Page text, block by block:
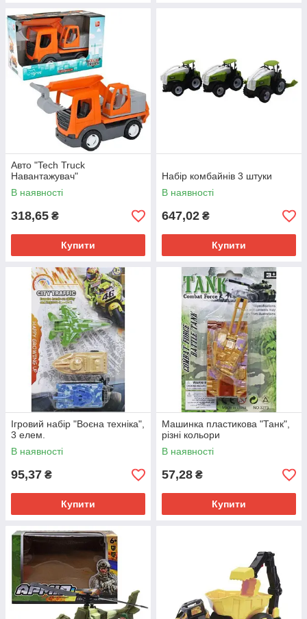
Авто "Tech Truck
Навантажувач"
В наявності
318,65 ₴
Купити
Набір комбайнів 3 штуки
В наявності
647,02 ₴
Купити
Ігровий набір "Воєна техніка",
3 елем.
В наявності
95,37 ₴
Купити
Машинка пластикова "Танк",
різні кольори
В наявності
57,28 ₴
Купити